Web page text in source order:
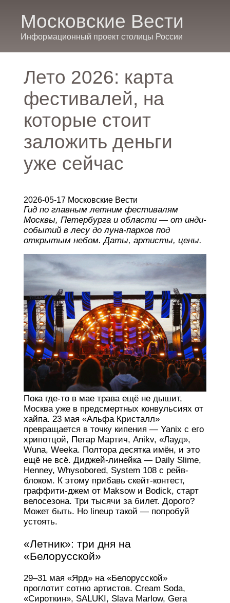
Московские Вести
Информационный проект столицы России
Лето 2026: карта
фестивалей, на
которые стоит
заложить деньги
уже сейчас
2026-05-17 Московские Вести
Гид по главным летним фестивалям
Москвы, Петербурга и области — от инди-
событий в лесу до луна-парков под
открытым небом. Даты, артисты, цены.
Пока где-то в мае трава ещё не дышит,
Москва уже в предсмертных конвульсиях от
хайпа. 23 мая «Альфа Кристалл»
превращается в точку кипения — Yanix с его
хрипотцой, Петар Мартич, Anikv, «Лауд»,
Wuna, Weeka. Полтора десятка имён, и это
ещё не всё. Диджей-линейка — Daily Slime,
Henney, Whysobored, System 108 с рейв-
блоком. К этому прибавь скейт-контест,
граффити-джем от Maksow и Bodick, старт
велосезона. Три тысячи за билет. Дорого?
Может быть. Но lineup такой — попробуй
устоять.
«Летник»: три дня на
«Белорусской»
29–31 мая «Ярд» на «Белорусской»
проглотит сотню артистов. Cream Soda,
«Сироткин», SALUKI, Slava Marlow, Gera